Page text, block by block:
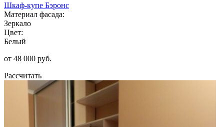
Шкаф-купе Бэронс
Материал фасада:
Зеркало
Цвет:
Белый
от 48 000 руб.
Рассчитать